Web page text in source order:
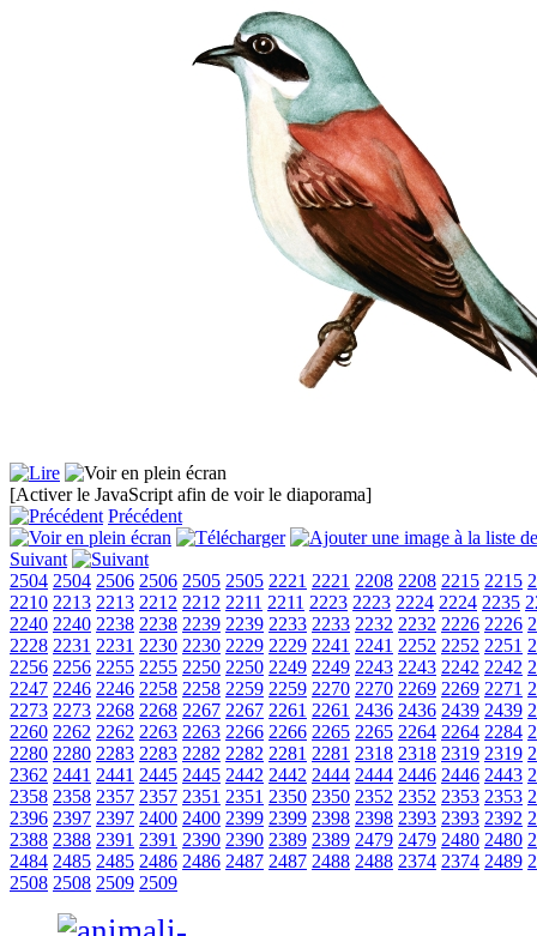
[Activer le JavaScript afin de voir le diaporama]
Précédent
Suivant
2504 2504 2506 2506 2505 2505 2221 2221 2208 2208 2215 2215
2210 2213 2213 2212 2212 2211 2211 2223 2223 2224 2224 2235
2240 2240 2238 2238 2239 2239 2233 2233 2232 2232 2226 2226
2228 2231 2231 2230 2230 2229 2229 2241 2241 2252 2252 2251
2256 2256 2255 2255 2250 2250 2249 2249 2243 2243 2242 2242
2247 2246 2246 2258 2258 2259 2259 2270 2270 2269 2269 2271
2273 2273 2268 2268 2267 2267 2261 2261 2436 2436 2439 2439
2260 2262 2262 2263 2263 2266 2266 2265 2265 2264 2264 2284
2280 2280 2283 2283 2282 2282 2281 2281 2318 2318 2319 2319
2362 2441 2441 2445 2445 2442 2442 2444 2444 2446 2446 2443
2358 2358 2357 2357 2351 2351 2350 2350 2352 2352 2353 2353
2396 2397 2397 2400 2400 2399 2399 2398 2398 2393 2393 2392
2388 2388 2391 2391 2390 2390 2389 2389 2479 2479 2480 2480
2484 2485 2485 2486 2486 2487 2487 2488 2488 2374 2374 2489
2508 2508 2509 2509